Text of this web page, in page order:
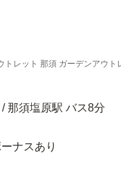
トレット 那須 ガーデンアウト
那須塩原駅 バス8分
ナスあり